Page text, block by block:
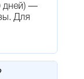
дней) —
Для